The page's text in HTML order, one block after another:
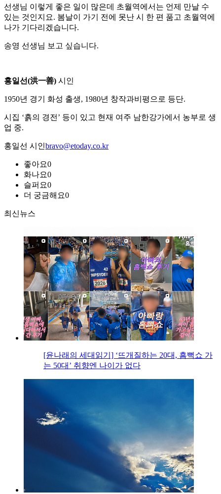
선생님 이렇게 좋은 일이 많은데 초월역에서는 언제 만날 수
있는 것인지요. 봄날이 가기 전에 못난 시 한 편 품고 초월역에
나가 기다리겠습니다.
송영 선생님 보고 싶습니다.
홍일선(洪一善) 시인
1950년 경기 화성 출생, 1980년 창작과비평으로 등단.
시집 ‘흙의 경전’ 등이 있고 현재 여주 남한강가에서 농부로 생
업 중.
홍일선 시인bravo@etoday.co.kr
좋아요0
화나요0
슬퍼요0
더 궁금해요0
최신뉴스
[윤나래의 세대읽기] ‘뜨개질하는 20대, 흠뻑쇼 가
는 50대’ 취향엔 나이가 없다